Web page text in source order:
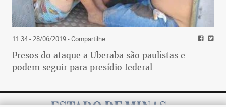
11:34 - 28/06/2019- Compartilhe
Presos do ataque a Uberaba são paulistas e
podem seguir para presídio federal